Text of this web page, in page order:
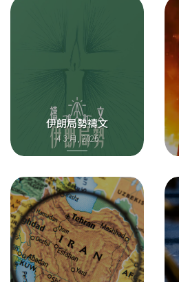
伊朗局勢禱文
4 3 月, 2026